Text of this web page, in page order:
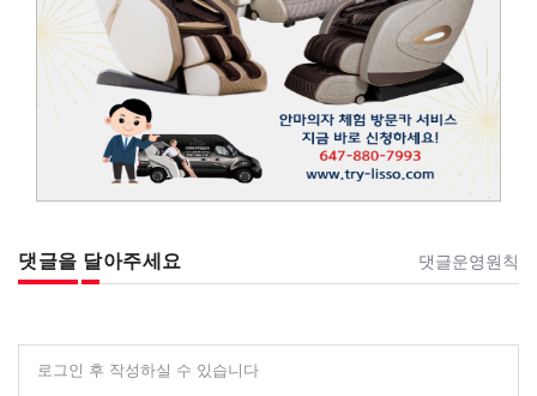
댓글을 달아주세요 댓글운영원칙
로그인 후 작성하실 수 있습니다